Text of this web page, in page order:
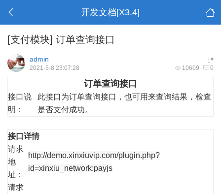
开发文档[X3.4]
[支付模块] 订单查询接口
1#
admin
10609 0
2021-5-8 23:07:28
订单查询接口
接口说
明：
此接口为订单查询接口，也可用来查询结果，检查
是否支付成功。
接口详情
请求
地
址：
http://demo.xinxiuvip.com/plugin.php?
id=xinxiu_network:payjs
请求